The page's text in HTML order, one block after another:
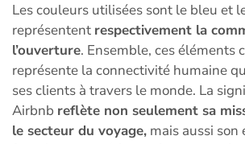
Les couleurs utilisées sont le bleu et
représentent respectivement la
l’ouverture. Ensemble, ces éléments
représente la connectivité humaine
ses clients à travers le monde. La
Airbnb reflète non seulement sa
le secteur du voyage, mais aussi son